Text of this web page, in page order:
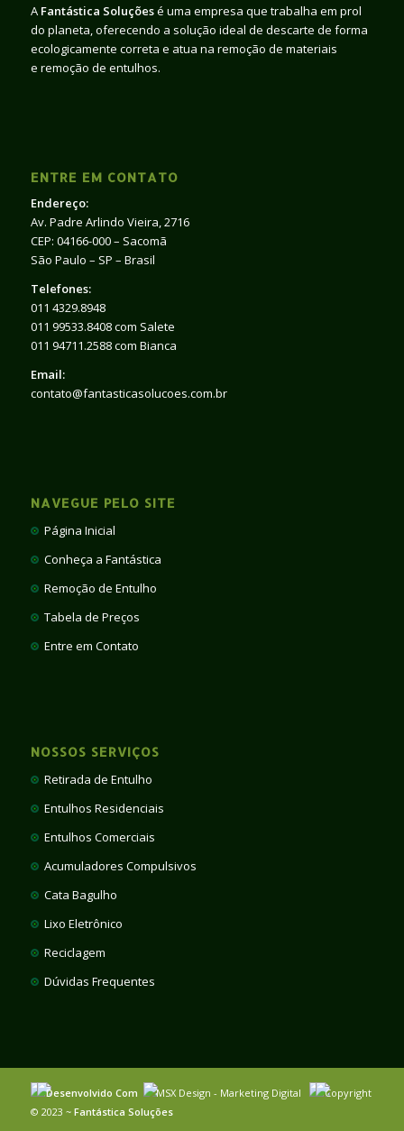
A Fantástica Soluçõesé uma empresa que trabalha em prol
do planeta, oferecendo a solução ideal de descarte de forma
ecologicamente correta e atua na remoção de materiais
e remoção de entulhos.
ENTRE EM CONTATO
Endereço:
Av. Padre Arlindo Vieira, 2716
CEP: 04166-000 – Sacomã
São Paulo – SP – Brasil
Telefones:
011 4329.8948
011 99533.8408 com Salete
011 94711.2588 com Bianca
Email:
contato@fantasticasolucoes.com.br
NAVEGUE PELO SITE
Página Inicial
Conheça a Fantástica
Remoção de Entulho
Tabela de Preços
Entre em Contato
NOSSOS SERVIÇOS
Retirada de Entulho
Entulhos Residenciais
Entulhos Comerciais
Acumuladores Compulsivos
Cata Bagulho
Lixo Eletrônico
Reciclagem
Dúvidas Frequentes
Desenvolvido Com MSX Design - Marketing Digital
Copyright
© 2023 ~ Fantástica Soluções